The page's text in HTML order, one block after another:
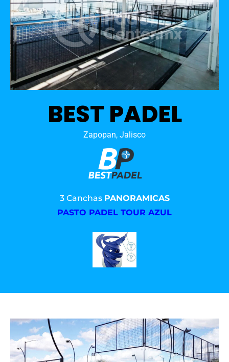
BEST PADEL
Zapopan, Jalisco
3 Canchas PANORAMICAS
PASTO PADEL TOUR AZUL